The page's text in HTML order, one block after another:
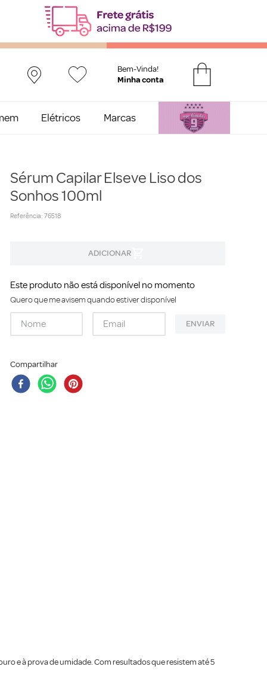
Bem-Vinda!
Elétricos Marcas
Sérum Capilar Elseve Liso dos
Sonhos 100ml
Referência: 76518
Este produto não está disponível no momento
Quero que me avisem quando estiver disponível
ENVIAR
Compartilhar
e à prova de umidade. Com resultados que resistem até 5